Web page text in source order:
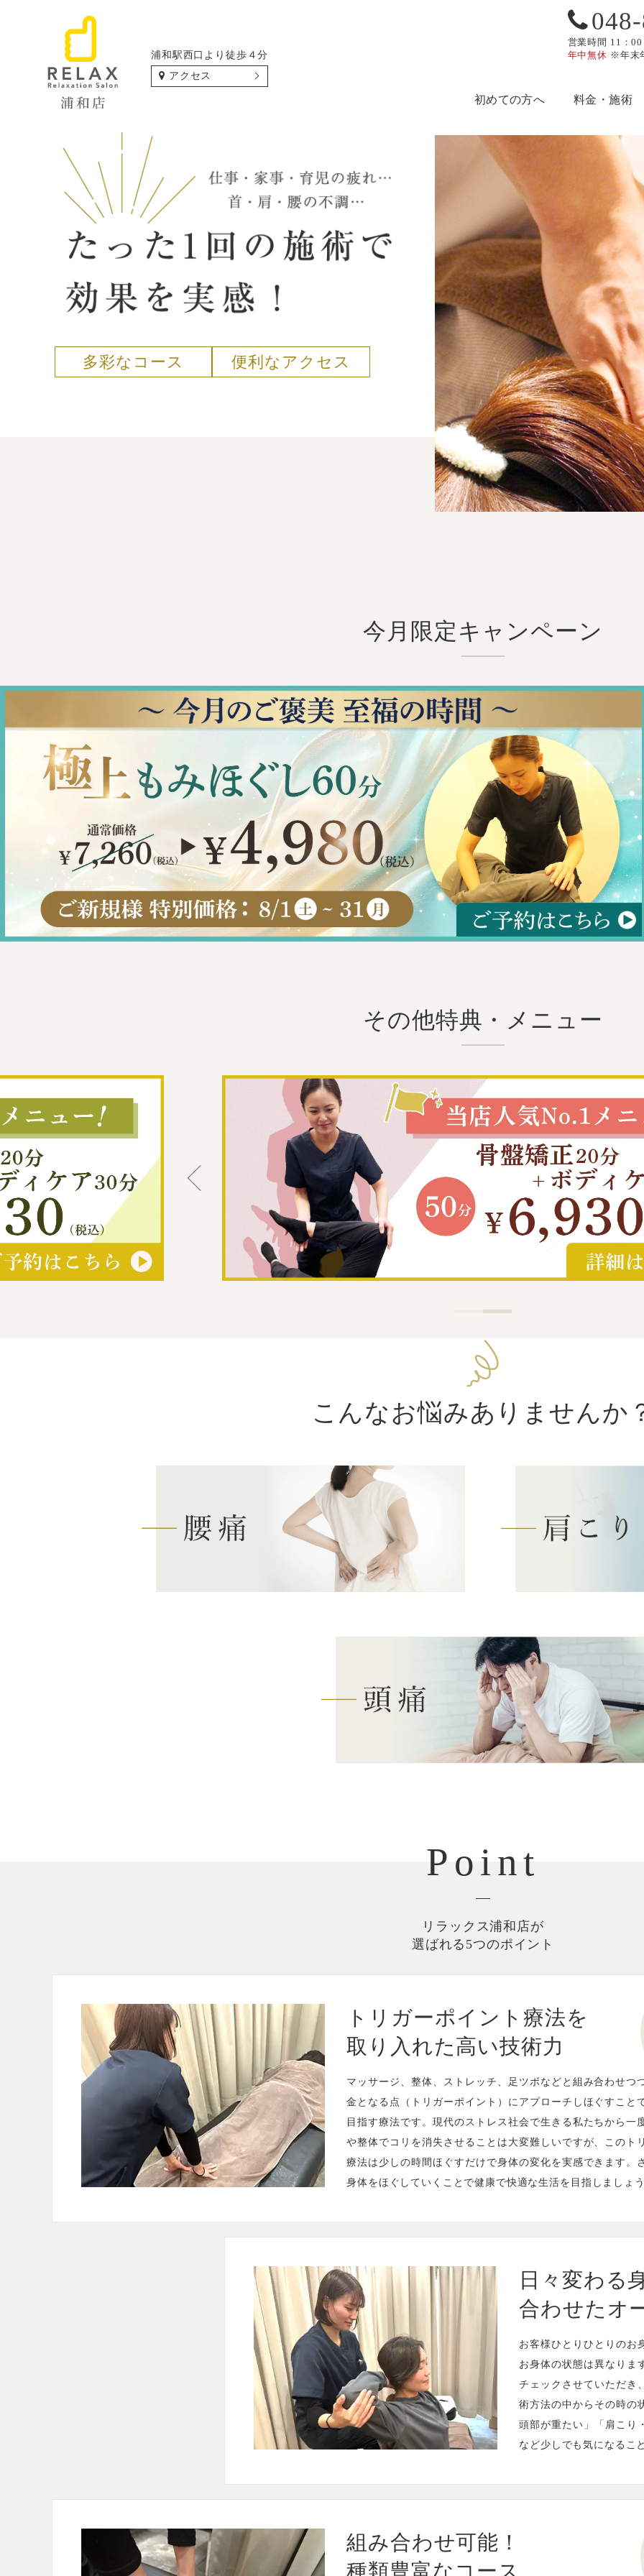
浦和駅西口より徒歩４分
アクセス
営業時間 11：
年中無休 ※年末
初めての方へ 料金・施術
多彩なコース 便利なアクセス
今月限定キャンペーン
その他特典・メニュー
こんなお悩みありませんか
Point
リラックス浦和店が
選ばれる5つのポイント
トリガーポイント療法を
取り入れた高い技術力
マッサージ、整体、ストレッチ、足ツボなどと組み合わせつ
金となる点（トリガーポイント）にアプローチしほぐすこと
目指す療法です。現代のストレス社会で生きる私たちから一
や整体でコリを消失させることは大変難しいですが、このト
療法は少しの時間ほぐすだけで身体の変化を実感できます。
身体をほぐしていくことで健康で快適な生活を目指しましょ
日々変わる
合わせた オ
お客様ひとりひとりのお
お身体の状態は異なりま
チェックさせていただき
術方法の中からその時の
頭部が重たい」「肩こり
など少しでも気になるこ
組み合わせ可能！
種類豊富なコース